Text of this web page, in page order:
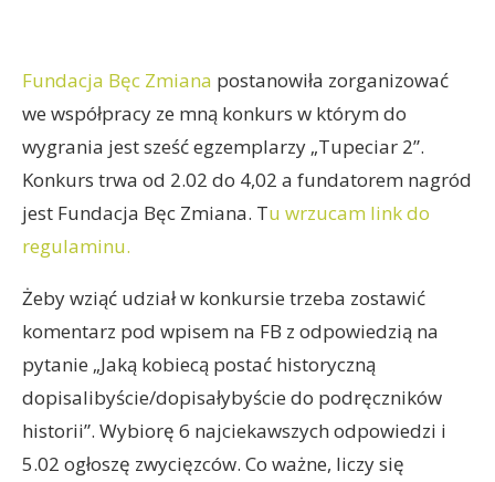
Fundacja Bęc Zmiana postanowiła zorganizować
we współpracy ze mną konkurs w którym do
wygrania jest sześć egzemplarzy „Tupeciar 2”.
Konkurs trwa od 2.02 do 4,02 a fundatorem nagród
jest Fundacja Bęc Zmiana. Tu wrzucam link do
regulaminu.
Żeby wziąć udział w konkursie trzeba zostawić
komentarz pod wpisem na FB z odpowiedzią na
pytanie „Jaką kobiecą postać historyczną
dopisalibyście/dopisałybyście do podręczników
historii”. Wybiorę 6 najciekawszych odpowiedzi i
5.02 ogłoszę zwycięzców. Co ważne, liczy się